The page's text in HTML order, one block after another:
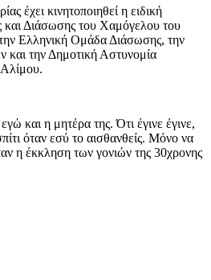
έχει κινητοποιηθεί η ειδική
Διάσωσης του Χαμόγελου του
Ελληνική Ομάδα Διάσωσης, την
και την Δημοτική Αστυνομία
και η μητέρα της. Ότι έγινε έγινε,
όταν εσύ το αισθανθείς. Μόνο να
η έκκληση των γονιών της 30χρονης